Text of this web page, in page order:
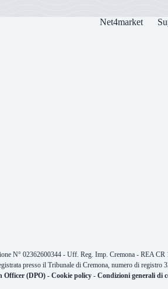
Net4market
N° 02362600344 - Uff. Reg. Imp. Cremona - REA CR
presso il Tribunale di Cremona, numero di registro
Officer (DPO) -Cookie policy -Condizioni generali di